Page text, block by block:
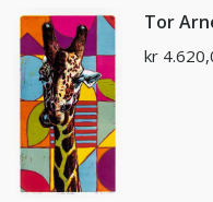
Tor
kr